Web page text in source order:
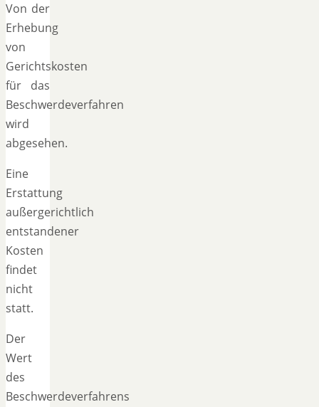
Von der
Erhebung
von
Gerichtskosten
für das
Beschwerdeverfahren
wird
abgesehen.
Eine
Erstattung
außergerichtlich
entstandener
Kosten
findet
nicht
statt.
Der
Wert
des
Beschwerdeverfahrens